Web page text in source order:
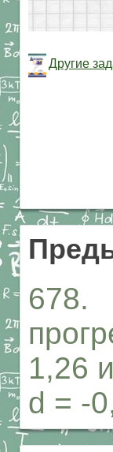
Другие
678.
1,26
d = -